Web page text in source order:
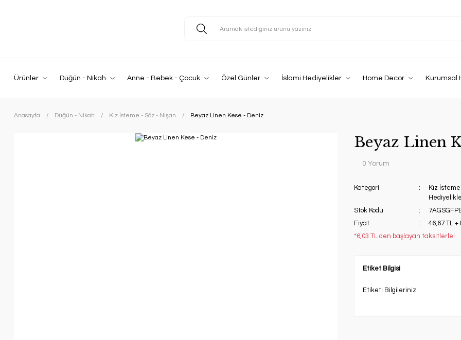
Ürünler Düğün - Nikah Anne - Bebek - Çocuk Özel Günler İslami Hediyelikler Home Decor Kurumsal
Anasayfa Düğün - Nikah Kız İsteme - Söz - Nişan Beyaz Linen Kese - Deniz
Beyaz Linen
0 Yorum
Kategori
Kız
Stok Kodu
Fiyat
46,67 TL +
*6,03 TL den başlayan taksitlerle!
Etiket Bilgisi
Etiketi Bilgileriniz